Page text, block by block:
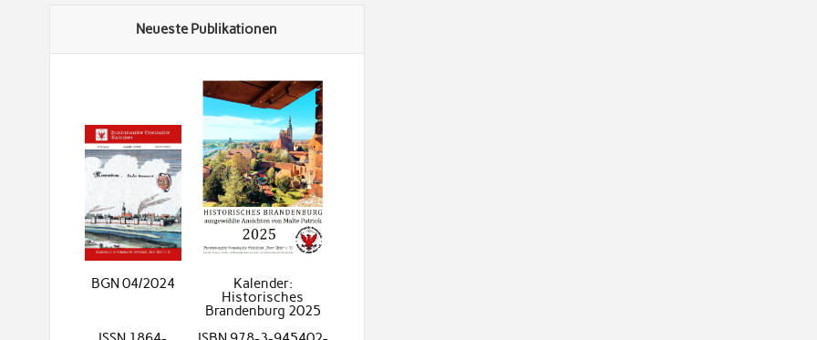
Neueste Publikationen
BGN 04/2024
Kalender:
Historisches
Brandenburg 2025